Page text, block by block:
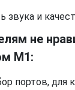
звука и
не
M1:
портов, для